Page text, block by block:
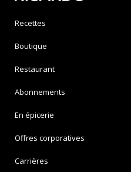
Recettes
Boutique
Restaurant
Abonnements
En épicerie
Offres corporatives
Carrières